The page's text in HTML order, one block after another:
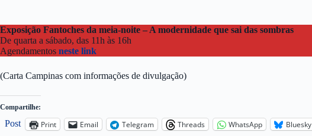
Exposição Fantoches da meia-noite – A modernidade que sai das sombras
De quarta a sábado, das 11h às 16h
Agendamentos neste link
(Carta Campinas com informações de divulgação)
Compartilhe:
Post Print Email Telegram Threads WhatsApp Bluesky